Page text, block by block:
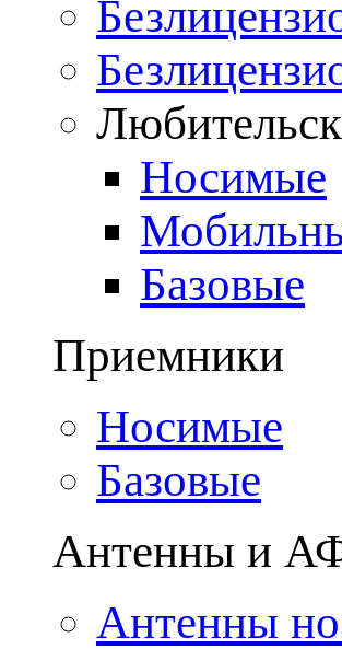
Носимые
Базовые
Приемники
Носимые
Базовые
Антенны и
Антенны